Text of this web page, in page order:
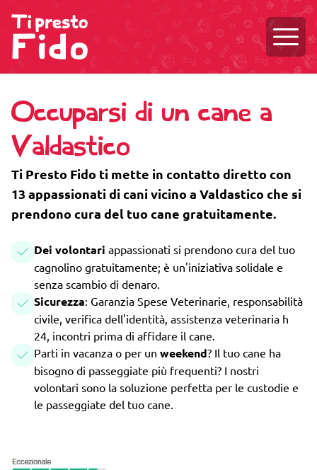
Occuparsi di un cane a
Valdastico
Ti Presto Fido ti mette in contatto diretto con
13 appassionati di cani vicino a Valdastico che si
prendono cura del tuo cane gratuitamente.
Dei volontari appassionati si prendono cura del tuo
cagnolino gratuitamente; è un'iniziativa solidale e
senza scambio di denaro.
Sicurezza: Garanzia Spese Veterinarie, responsabilità
civile, verifica dell'identità, assistenza veterinaria h
24, incontri prima di affidare il cane.
Parti in vacanza o per un weekend? Il tuo cane ha
bisogno di passeggiate più frequenti? I nostri
volontari sono la soluzione perfetta per le custodie e
le passeggiate del tuo cane.